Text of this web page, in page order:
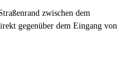
zwischen dem
gegenüber dem Eingang von